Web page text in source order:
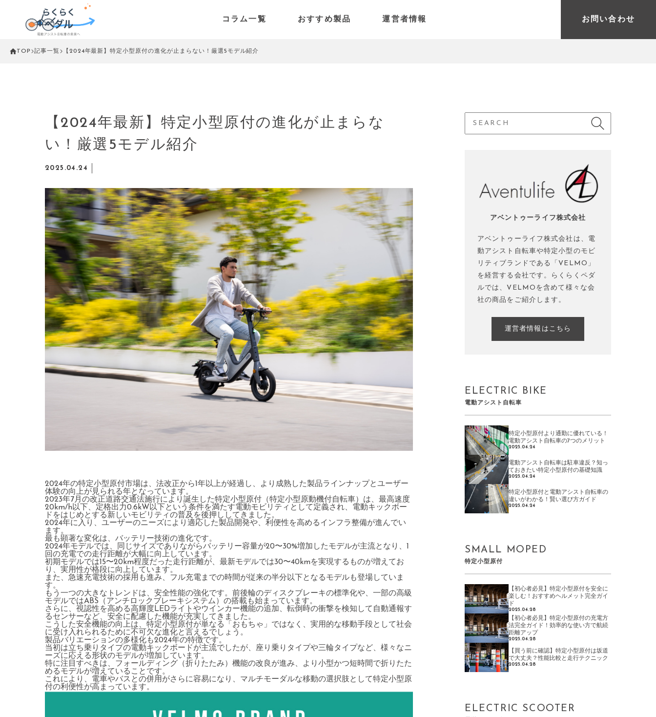
コラム一覧
特定小型原付
おすすめ製品 運営者情報 お問い合わせ
TOP 記事一覧 【2024年最新】特定小型原付の進化が止まらない！厳選5モデル紹介
【2024年最新】特定小型原付の進化が止まらな
い！厳選5モデル紹介
2025.04.24
2024年の特定小型原付市場は、法改正から1年以上が経過し、より成熟した製品ラインナップとユーザー
体験の向上が見られる年となっています。
2023年7月の改正道路交通法施行により誕生した特定小型原付（特定小型原動機付自転車）は、最高速度
20km/h以下、定格出力0.6kW以下という条件を満たす電動モビリティとして定義され、電動キックボー
ドをはじめとする新しいモビリティの普及を後押ししてきました。
2024年に入り、ユーザーのニーズにより適応した製品開発や、利便性を高めるインフラ整備が進んでい
ます。
最も顕著な変化は、バッテリー技術の進化です。
2024年モデルでは、同じサイズでありながらバッテリー容量が20〜30%増加したモデルが主流となり、1
回の充電での走行距離が大幅に向上しています。
初期モデルでは15〜20km程度だった走行距離が、最新モデルでは30〜40kmを実現するものが増えてお
り、実用性が格段に向上しています。
また、急速充電技術の採用も進み、フル充電までの時間が従来の半分以下となるモデルも登場していま
す。
もう一つの大きなトレンドは、安全性能の強化です。前後輪のディスクブレーキの標準化や、一部の高級
モデルではABS（アンチロックブレーキシステム）の搭載も始まっています。
さらに、視認性を高める高輝度LEDライトやウインカー機能の追加、転倒時の衝撃を検知して自動通報す
るセンサーなど、安全に配慮した機能が充実してきました。
こうした安全機能の向上は、特定小型原付が単なる「おもちゃ」ではなく、実用的な移動手段として社会
に受け入れられるために不可欠な進化と言えるでしょう。
製品バリエーションの多様化も2024年の特徴です。
当初は立ち乗りタイプの電動キックボードが主流でしたが、座り乗りタイプや三輪タイプなど、様々なニ
ーズに応える形状のモデルが増加しています。
特に注目すべきは、フォールディング（折りたたみ）機能の改良が進み、より小型かつ短時間で折りたた
めるモデルが増えていることです。
これにより、電車やバスとの併用がさらに容易になり、マルチモーダルな移動の選択肢として特定小型原
付の利便性が高まっています。
アベントゥーライフ株式会社
アベントゥーライフ株式会社は、電
動アシスト自転車や特定小型のモビ
リティブランドである「VELMO」
を経営する会社です。らくらくペダ
ルでは、VELMOを含めて様々な会
社の商品をご紹介します。
運営者情報はこちら
ELECTRIC BIKE
電動アシスト自転車
特定小型原付より通勤に優れている！
電動アシスト自転車の7つのメリット
2025.04.24
電動アシスト自転車は駐車違反？知っ
ておきたい特定小型原付の基礎知識
2025.04.24
特定小型原付と電動アシスト自転車の
違いがわかる！賢い選び方ガイド
2025.04.24
SMALL MOPED
特定小型原付
【初心者必見】特定小型原付を安全に
楽しむ！おすすめヘルメット完全ガイ
ド
2025.04.28
【初心者必見】特定小型原付の充電方
法完全ガイド！効率的な使い方で航続
距離アップ
2025.04.28
【買う前に確認】特定小型原付は坂道
で大丈夫？性能比較と走行テクニック
2025.04.28
ELECTRIC SCOOTER